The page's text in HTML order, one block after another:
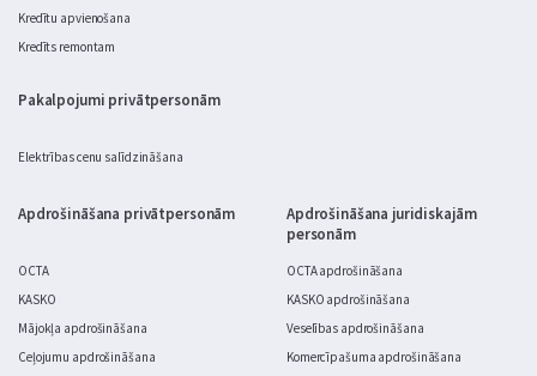
Kredītu apvienošana
Kredīts remontam
Pakalpojumi privātpersonām
Elektrības cenu salīdzināšana
Apdrošināšana privātpersonām
OCTA
KASKO
Mājokļa apdrošināšana
Ceļojumu apdrošināšana
Apdrošināšana juridiskajām
personām
OCTA apdrošināšana
KASKO apdrošināšana
Veselības apdrošināšana
Komercīpašuma apdrošināšana